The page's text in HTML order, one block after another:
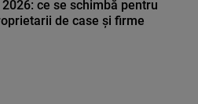
ce se schimbă pentru
de case și firme